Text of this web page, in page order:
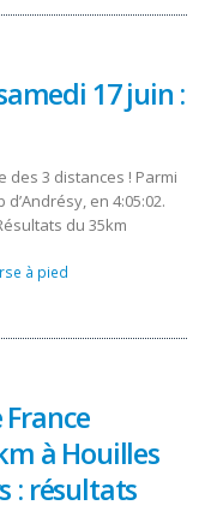
17 juin :
des 3 distances ! Parmi
en 4:05:02.
du 35km
à pied
à Houilles
: résultats